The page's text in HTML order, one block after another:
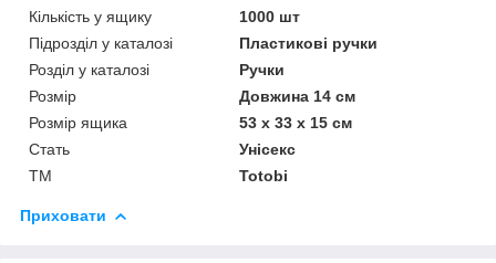
Кількість у ящику
1000 шт
Підрозділ у каталозі
Пластикові ручки
Розділ у каталозі
Ручки
Розмір
Довжина 14 см
Розмір ящика
53 х 33 х 15 см
Стать
Унісекс
ТМ
Totobi
Приховати